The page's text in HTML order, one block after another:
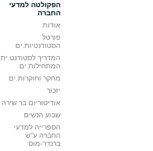
הפקולטה למדעי
החברה
אודות
פורטל
הסטודנטיות.ים
המדריך לסטודנט.ית
המתחילות.ים
מחקר וחוקרות.ים
יזכור
אודיטוריום בר שירה
שבוע הנשים
הספרייה למדעי
החברה ע"ש
ברנדר-מוס